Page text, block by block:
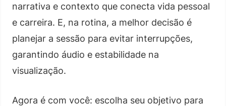
narrativa e contexto que conecta vida pessoal
e carreira. E, na rotina, a melhor decisão é
planejar a sessão para evitar interrupções,
garantindo áudio e estabilidade na
visualização.
Agora é com você: escolha seu objetivo para